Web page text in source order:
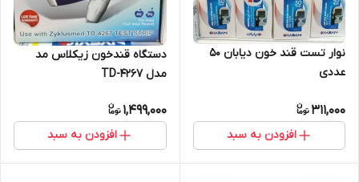
نوار تست قند خون دیابان 50
عددی
311,000
افزودن به سبد
دستگاه قندخون زیکلاس مد
مدل TD-4267
1,499,000
افزودن به سبد